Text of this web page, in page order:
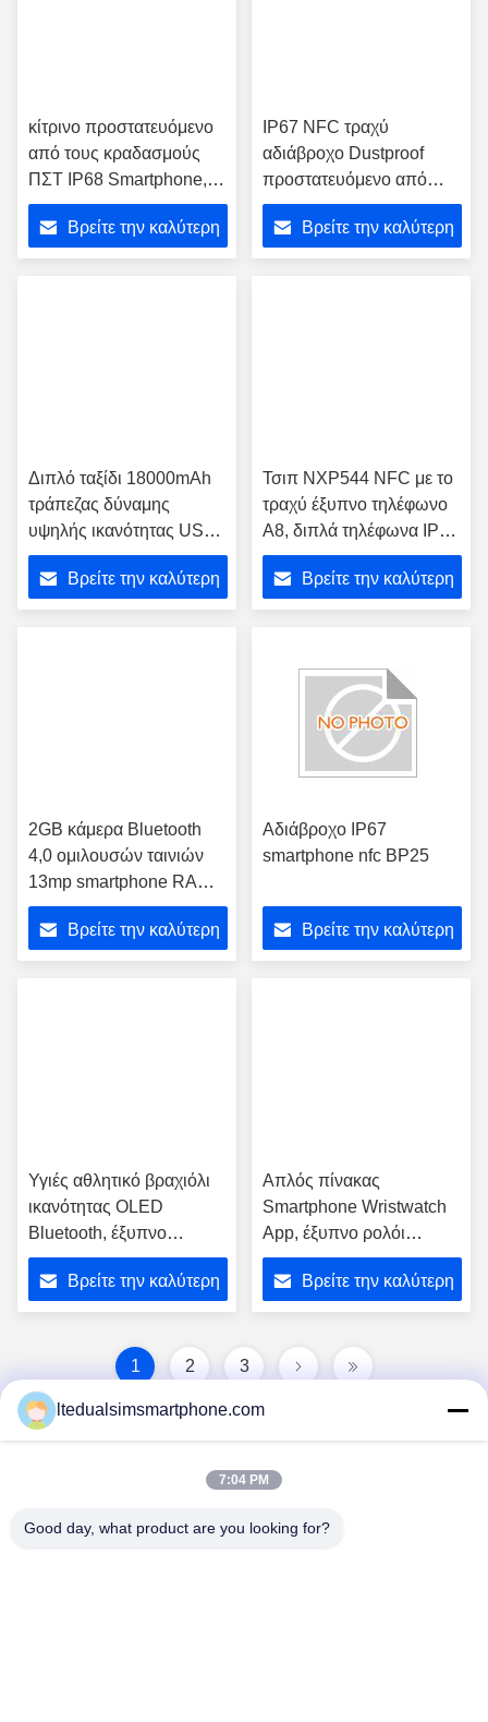
κίτρινο προστατευόμενο
από τους κραδασμούς
ΠΣΤ IP68 Smartphone,
τραχύ τηλέφωνο A8 3G
WIFI Land Rover
Βρείτε την καλύτερη
IP67 NFC τραχύ
αδιάβροχο Dustproof
προστατευόμενο από
τους κραδασμούς
Smartphone για το ταξίδι
Βρείτε την καλύτερη
Διπλό ταξίδι 18000mAh
τράπεζας δύναμης
υψηλής ικανότητας USB
για Smartphones
Βρείτε την καλύτερη
Τσιπ NXP544 NFC με το
τραχύ έξυπνο τηλέφωνο
A8, διπλά τηλέφωνα IP68
πυρήνων
Βρείτε την καλύτερη
2GB κάμερα Bluetooth
4,0 ομιλουσών ταινιών
13mp smartphone RAM
IP68 ROM το /16GB
walkieΒρείτε την καλύτερη
Αδιάβροχο IP67
smartphone nfc BP25
Βρείτε την καλύτερη
Υγιές αθλητικό βραχιόλι
ικανότητας OLED
Bluetooth, έξυπνο
αθλητικό ρολόι
βραχιολιών IP67
αδιάβροχο
Βρείτε την καλύτερη
Απλός πίνακας
Smartphone Wristwatch
App, έξυπνο ρολόι
Bluetooth αδιάβροχο Ip67
Βρείτε την καλύτερη
1 2 3
China Android Phone Online Marketplace
ltedualsimsmartphone.com
7:04 PM
Good day, what product are you looking for?